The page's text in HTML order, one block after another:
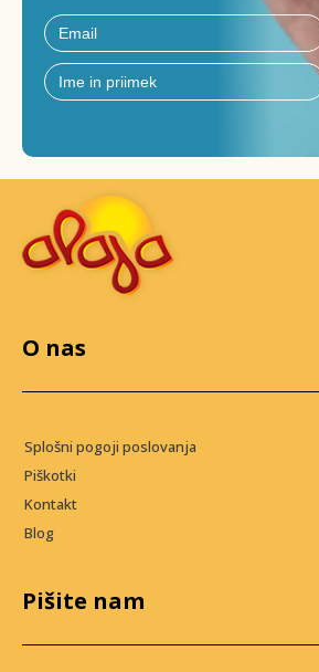
O nas
Splošni pogoji poslovanja
Piškotki
Kontakt
Blog
Pišite nam